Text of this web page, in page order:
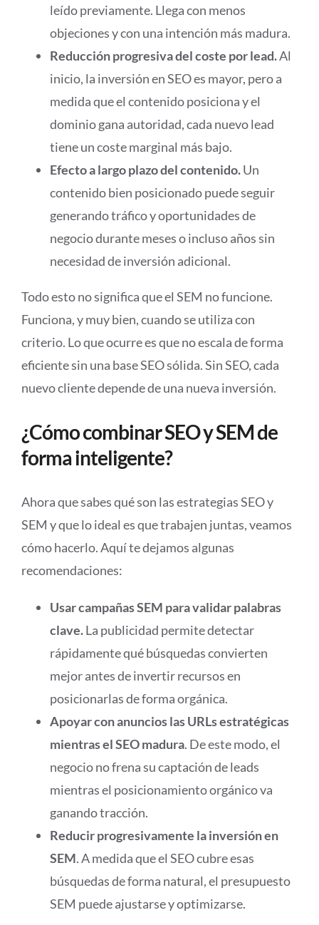
leído previamente. Llega con menos
objeciones y con una intención más madura.
Reducción progresiva del coste por lead.Al
inicio, la inversión en SEO es mayor, pero a
medida que el contenido posiciona y el
dominio gana autoridad, cada nuevo lead
tiene un coste marginal más bajo.
Efecto a largo plazo del contenido.Un
contenido bien posicionado puede seguir
generando tráfico y oportunidades de
negocio durante meses o incluso años sin
necesidad de inversión adicional.
Todo esto no significa que el SEM no funcione.
Funciona, y muy bien, cuando se utiliza con
criterio. Lo que ocurre es que no escala de forma
eficiente sin una base SEO sólida. Sin SEO, cada
nuevo cliente depende de una nueva inversión.
¿Cómo combinar SEO y SEM de
forma inteligente?
Ahora que sabes qué son las estrategias SEO y
SEM y que lo ideal es que trabajen juntas, veamos
cómo hacerlo. Aquí te dejamos algunas
recomendaciones:
Usar campañas SEM para validar palabras
clave.La publicidad permite detectar
rápidamente qué búsquedas convierten
mejor antes de invertir recursos en
posicionarlas de forma orgánica.
Apoyar con anuncios las URLs estratégicas
mientras el SEO madura. De este modo, el
negocio no frena su captación de leads
mientras el posicionamiento orgánico va
ganando tracción.
Reducir progresivamente la inversión en
SEM. A medida que el SEO cubre esas
búsquedas de forma natural, el presupuesto
SEM puede ajustarse y optimizarse.